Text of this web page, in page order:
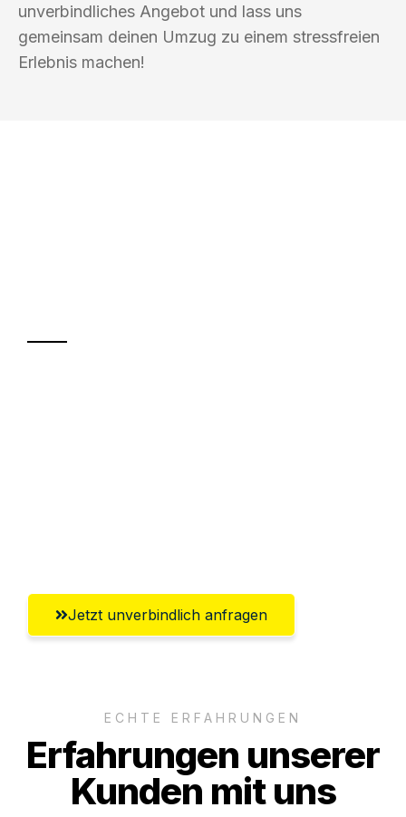
unverbindliches Angebot und lass uns
gemeinsam deinen Umzug zu einem stressfreien
Erlebnis machen!
Jetzt unverbindlich anfragen
ECHTE ERFAHRUNGEN
Erfahrungen unserer
Kunden mit uns